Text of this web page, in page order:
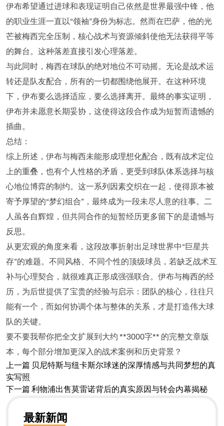
伊布希望通过进球和表现证明自己依然是世界最强中锋，他
的职业生涯一直以“领袖”身份为标志。然而在巴萨，他的光
芒被梅西完全压制，核心战术与资源倾斜使他无法获得平等
的舞台。这种落差直接引发心理落差。
与此同时，梅西在球队的绝对地位不可动摇。无论是战术运
转还是队友配合，所有的一切都围绕他展开。在这种环境
下，伊布要么选择适应，要么选择离开。最终的事实证明，
伊布并未愿意长期妥协，这使得这段合作成为短暂而遗憾的
插曲。
总结：
综上所述，伊布与梅西未能形成理想化配合，既有战术定位
上的重叠，也有个人性格的矛盾，更受到球队体系选择与核
心地位博弈的制约。这一系列因素交织在一起，使得原本被
寄予厚望的“梦幻组合”，最终成为一段未尽人意的往事。二
人虽各自辉煌，但共同合作的短暂经历更多留下的是遗憾与
反思。
从更宏观的角度来看，这段故事折射出足球世界中“巨星共
存”的难题。不同风格、不同个性的顶级球员，若缺乏战术互
补与心理契合，就很难真正形成强强联合。伊布与梅西的经
历，为后世提供了宝贵的经验与启示：团队的核心，往往只
能有一个，而如何协调个体与整体的关系，才是打造伟大球
队的关键。
要不要我帮你把全文扩展到大约 **3000字** 的完整文章版
本，每个部分增加更深入的战术案例和历史背景？
上一篇 贝尼特斯与纽卡斯尔球迷的深厚情感与共同梦想的真
实写照
下一篇 利物浦出售莫雷诺背后的真实原因与转会内幕揭秘
最新新闻